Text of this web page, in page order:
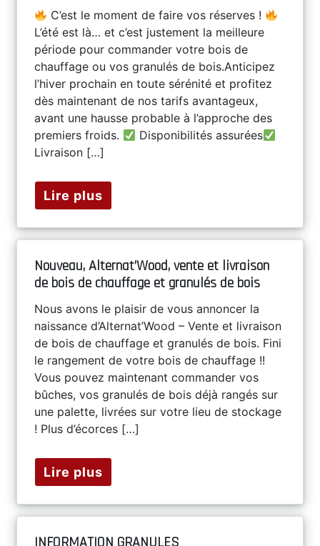
C’est le moment de faire vos réserves !
L’été est là… et c’est justement la meilleure
période pour commander votre bois de
chauffage ou vos granulés de bois.Anticipez
l’hiver prochain en toute sérénité et profitez
dès maintenant de nos tarifs avantageux,
avant une hausse probable à l’approche des
premiers froids.
Disponibilités assurées
Livraison […]
Lire plus
Nouveau, Alternat’Wood, vente et livraison
de bois de chauffage et granulés de bois
Nous avons le plaisir de vous annoncer la
naissance d’Alternat’Wood – Vente et livraison
de bois de chauffage et granulés de bois. Fini
le rangement de votre bois de chauffage !!
Vous pouvez maintenant commander vos
bûches, vos granulés de bois déjà rangés sur
une palette, livrées sur votre lieu de stockage
! Plus d’écorces […]
Lire plus